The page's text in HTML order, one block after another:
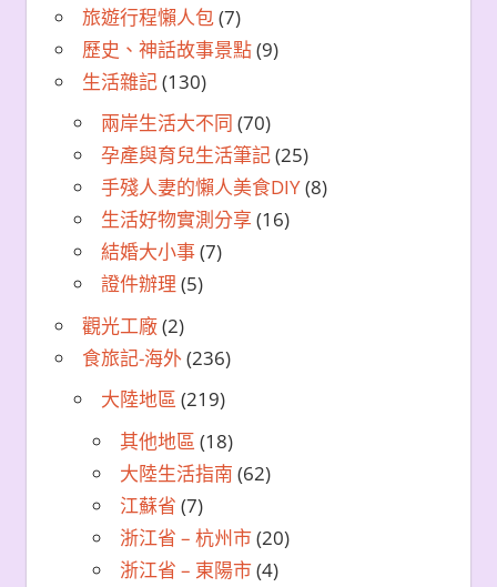
旅遊行程懶人包(7)
歷史、神話故事景點(9)
生活雜記(130)
兩岸生活大不同 (70)
孕產與育兒生活筆記(25)
手殘人妻的懶人美食DIY(8)
生活好物實測分享 (16)
結婚大小事(7)
證件辦理 (5)
觀光工廠(2)
食旅記-海外(236)
大陸地區 (219)
其他地區 (18)
大陸生活指南 (62)
江蘇省 (7)
浙江省 – 杭州市(20)
浙江省 – 東陽市(4)